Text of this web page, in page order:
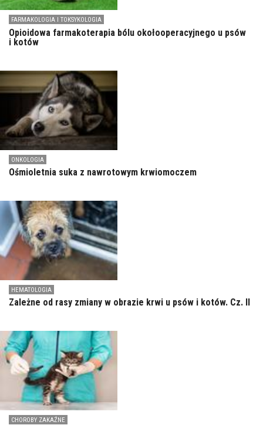
FARMAKOLOGIA I TOKSYKOLOGIA
Opioidowa farmakoterapia bólu okołooperacyjnego u psów
i kotów
ONKOLOGIA
Ośmioletnia suka z nawrotowym krwiomoczem
HEMATOLOGIA
Zależne od rasy zmiany w obrazie krwi u psów i kotów. Cz. II
CHOROBY ZAKAŹNE